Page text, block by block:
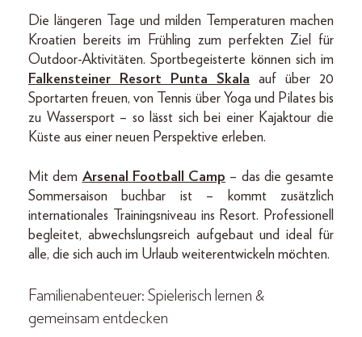
Die längeren Tage und milden Temperaturen machen
Kroatien bereits im Frühling zum perfekten Ziel für
Outdoor-Aktivitäten. Sportbegeisterte können sich im
Falkensteiner Resort Punta Skala auf über 20
Sportarten freuen, von Tennis über Yoga und Pilates bis
zu Wassersport – so lässt sich bei einer Kajaktour die
Küste aus einer neuen Perspektive erleben.
Mit dem Arsenal Football Camp – das die gesamte
Sommersaison buchbar ist – kommt zusätzlich
internationales Trainingsniveau ins Resort. Professionell
begleitet, abwechslungsreich aufgebaut und ideal für
alle, die sich auch im Urlaub weiterentwickeln möchten.
Familienabenteuer: Spielerisch lernen &
gemeinsam entdecken